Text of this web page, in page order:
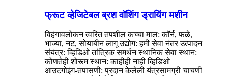
फ्रूट व्हेजिटेबल ब्रश वॉशिंग ड्रायिंग मशीन
विहंगावलोकन त्वरित तपशील कच्चा माल: कॉर्न, फळे,
भाज्या, नट, सोयाबीन लागू उद्योग: हमी सेवा नंतर उत्पादन
संयंत्र: व्हिडिओ तांत्रिक समर्थन स्थानिक सेवा स्थान:
कोणतेही शोरूम स्थान: काहीही नाही व्हिडिओ
आउटगोइंग-तपासणी: प्रदान केलेली यंत्रसामग्री चाचणी